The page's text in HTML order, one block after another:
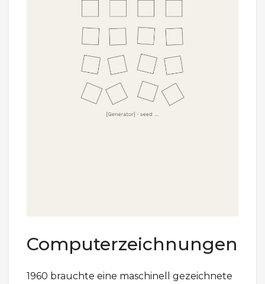
Computerzeichnungen
1960 brauchte eine maschinell gezeichnete